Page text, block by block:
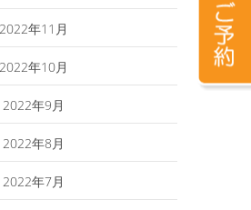
2022年11月
2022年10月
2022年9月
2022年8月
2022年7月